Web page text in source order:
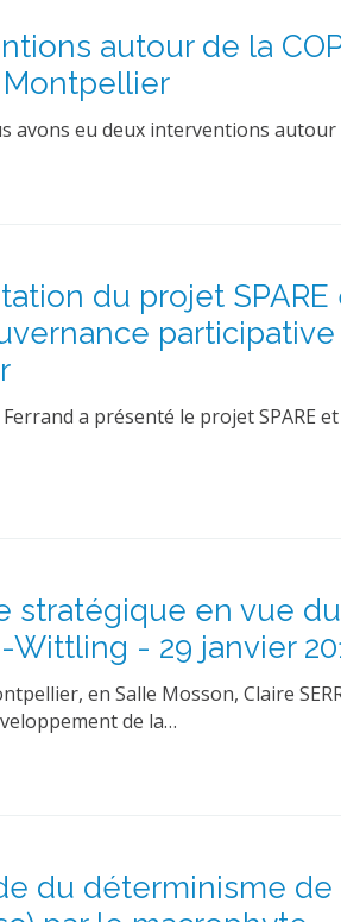
autour de la
Montpellier
avons eu deux interventions autour
du projet
participative
a présenté le projet SPARE
stratégique en vue
Wittling - 29 janvier
en Salle Mosson, Claire
de la…
du déterminisme de